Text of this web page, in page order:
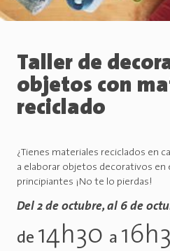
Taller de
objetos con
reciclado
¿Tienes materiales reciclados en
a elaborar objetos decorativos en
principiantes ¡No te lo pierdas!
Del 2 de octubre, al 6 de
de 14h30 a